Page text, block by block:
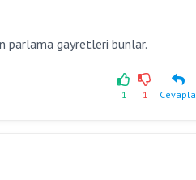
parlama gayretleri bunlar.
1 1 Cevapla